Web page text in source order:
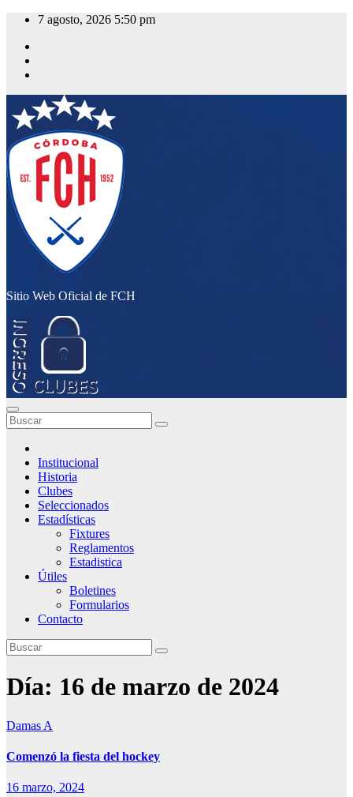
Saltar
contenido
7 agosto, 2026 5:50 pm
Sitio Web Oficial de FCH
Institucional
Historia
Clubes
Seleccionados
Estadísticas
Fixtures
Reglamentos
Estadistica
Útiles
Boletines
Formularios
Contacto
Día: 16 de marzo de 2024
Damas A
Comenzó la fiesta del hockey
16 marzo, 2024